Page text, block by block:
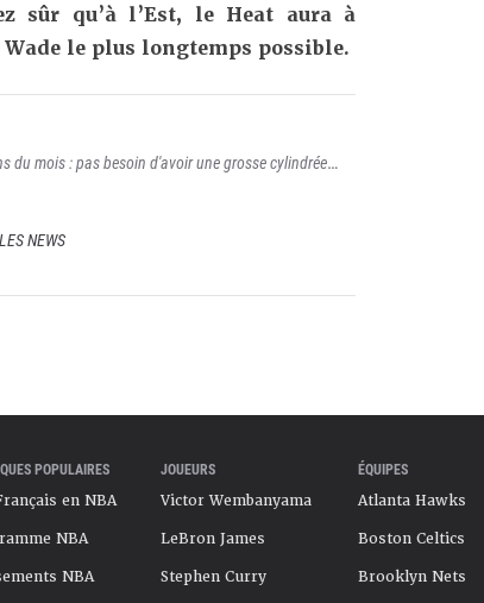
du mois : pas besoin d'avoir une grosse cylindrée
sûr qu’à l’Est, le Heat aura à
le plus longtemps possible.
NEWS
POPULAIRES
en NBA
NBA
NBA
JOUEURS
Victor Wembanyama
LeBron James
Stephen Curry
ÉQUIPES
Atlanta Hawks
Boston Celtics
Brooklyn Nets